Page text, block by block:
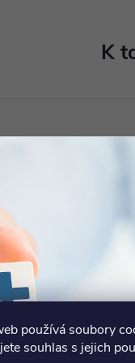
používá soubory
souhlas s jejich
K
stromu s hrtanem